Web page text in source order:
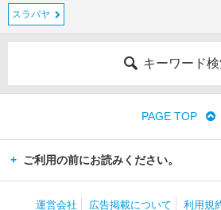
スラバヤ
キーワード
PAGE TOP
ご利用の前にお読みください。
運営会社 広告掲載について 利用規